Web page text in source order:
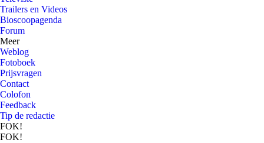
Trailers en Videos
Bioscoopagenda
Forum
Meer
Weblog
Fotoboek
Prijsvragen
Contact
Colofon
Feedback
Tip de redactie
FOK!
FOK!